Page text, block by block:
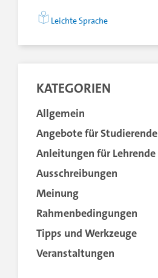
Leichte Sprache
KATEGORIEN
Allgemein
Angebote für Studierende
Anleitungen für Lehrende
Ausschreibungen
Meinung
Rahmenbedingungen
Tipps und Werkzeuge
Veranstaltungen